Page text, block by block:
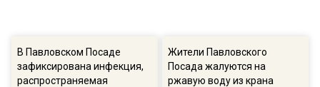
В Павловском Посаде
зафиксирована инфекция,
распространяемая
Жители Павловского
Посада жалуются на
ржавую воду из крана